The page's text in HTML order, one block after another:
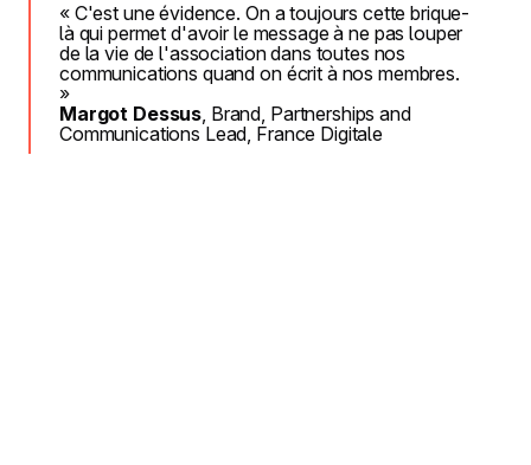
« C'est une évidence. On a toujours cette brique-
là qui permet d'avoir le message à ne pas louper
de la vie de l'association dans toutes nos
communications quand on écrit à nos membres.
»
Margot Dessus, Brand, Partnerships and
Communications Lead, France Digitale